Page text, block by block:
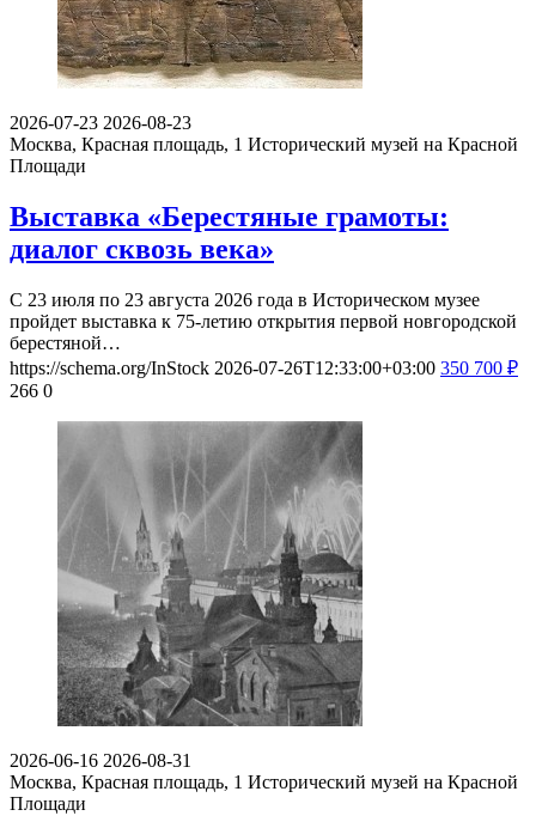
2026-07-23 2026-08-23
Москва, Красная площадь, 1 Исторический музей на Красной
Площади
Выставка «Берестяные грамоты:
диалог сквозь века»
С 23 июля по 23 августа 2026 года в Историческом музее
пройдет выставка к 75-летию открытия первой новгородской
берестяной…
https://schema.org/InStock 2026-07-26T12:33:00+03:00 350 700 ₽
266 0
2026-06-16 2026-08-31
Москва, Красная площадь, 1 Исторический музей на Красной
Площади